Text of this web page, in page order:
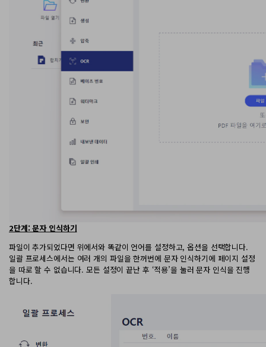
2단계: 문자 인식하기
파일이 추가되었다면 위에서와 똑같이 언어를 설정하고, 옵션을 선택합니다.
일괄 프로세스에서는 여러 개의 파일을 한꺼번에 문자 인식하기에 페이지 설정
을 따로 할 수 없습니다. 모든 설정이 끝난 후 ‘적용’을 눌러 문자 인식을 진행
합니다.